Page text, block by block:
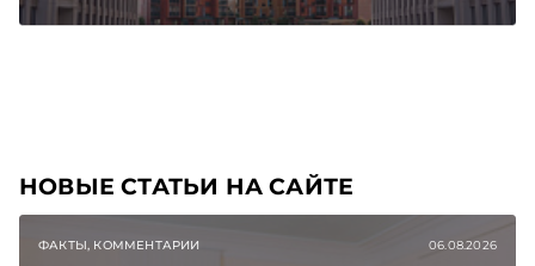
НОВЫЕ СТАТЬИ НА САЙТЕ
ФАКТЫ, КОММЕНТАРИИ 06.08.2026